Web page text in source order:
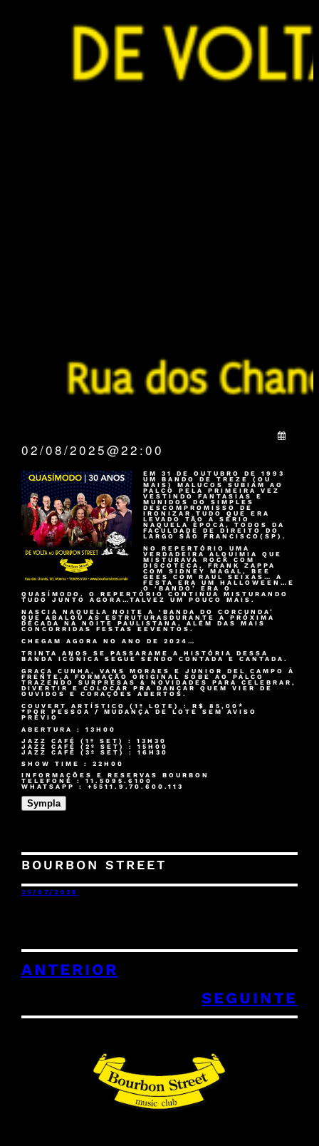
02/08/2025@22:00
EM 31 DE OUTUBRO DE 1993
UM BANDO DE TREZE (OU
MAIS) MALUCOS SUBIAM AO
PALCO PELA PRIMEIRA VEZ
VESTINDO FANTASIAS E
MUNIDOS DO SIMPLES
DESCOMPROMISSO DE
IRONIZAR TUDO QUE ERA
LEVADO TÃO A SÉRIO
NAQUELA ÉPOCA, TODOS DA
FACULDADE DE DIREITO DO
LARGO SÃO FRANCISCO(SP).
NO REPERTÓRIO UMA
VERDADEIRA ALQUIMIA QUE
MISTURAVA ROCK COM
DISCOTECA, FRANK ZAPPA
COM SIDNEY MAGAL, BEE
GEES COM RAUL SEIXAS… A
FESTA ERA UM HALLOWEEN…E
O ‘BANDO’ ERA O
QUASÍMODO. O REPERTÓRIO CONTINUA MISTURANDO
TUDO JUNTO AGORA…TALVEZ UM POUCO MAIS.
NASCIA NAQUELA NOITE A ‘BANDA DO CORCUNDA’
QUE ABALOU AS ESTRUTURASDURANTE A PRÓXIMA
DÉCADA NA NOITE PAULISTANA, ALÉM DAS MAIS
CONCORRIDAS FESTAS EEVENTOS.
CHEGAM AGORA NO ANO DE 2024…
TRINTA ANOS SE PASSARAME A HISTÓRIA DESSA
BANDA ICÔNICA SEGUE SENDO CONTADA E CANTADA.
GRAÇA CUNHA, VANS MORAES E JUNIOR DEL CAMPO À
FRENTE,A FORMAÇÃO ORIGINAL SOBE AO PALCO
TRAZENDO SURPRESAS & NOVIDADES PARA CELEBRAR,
DIVERTIR E COLOCAR PRA DANÇAR QUEM VIER DE
OUVIDOS E CORAÇÕES ABERTOS.
COUVERT ARTÍSTICO (1º LOTE) : R$ 85,00*
*POR PESSOA / MUDANÇA DE LOTE SEM AVISO
PRÉVIO
ABERTURA : 13H00
JAZZ CAFÉ (1º SET) : 13H30
JAZZ CAFÉ (2º SET) : 15H00
JAZZ CAFÉ (3º SET) : 16H30
SHOW TIME : 22H00
INFORMAÇÕES E RESERVAS BOURBON
TELEFONE : 11.5095.6100
WHATSAPP : +5511.9.70.600.113
Sympla
BOURBON STREET
25/07/2025
ANTERIOR
SEGUINTE